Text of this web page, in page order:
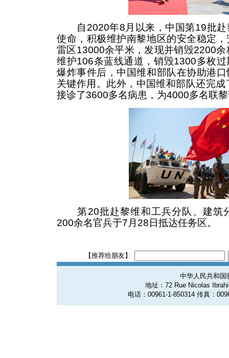
自2020年8月以来，中国第19批赴
使命，积极维护南黎地区的安全稳定
雷区13000余平米，发现并销毁2200
维护106条蓝线通道，销毁1300多枚
爆炸事件后，中国维和部队在协助港
关键作用。此外，中国维和部队还完
接诊了3600多名病患，为4000多名联
第20批赴黎维和工兵分队、建筑
200余名官兵于7月28日抵达任务区。
【推荐给朋友】
中华人民共和国
地址：72 Rue Nicolas
电话：00961-1-850314 传真：